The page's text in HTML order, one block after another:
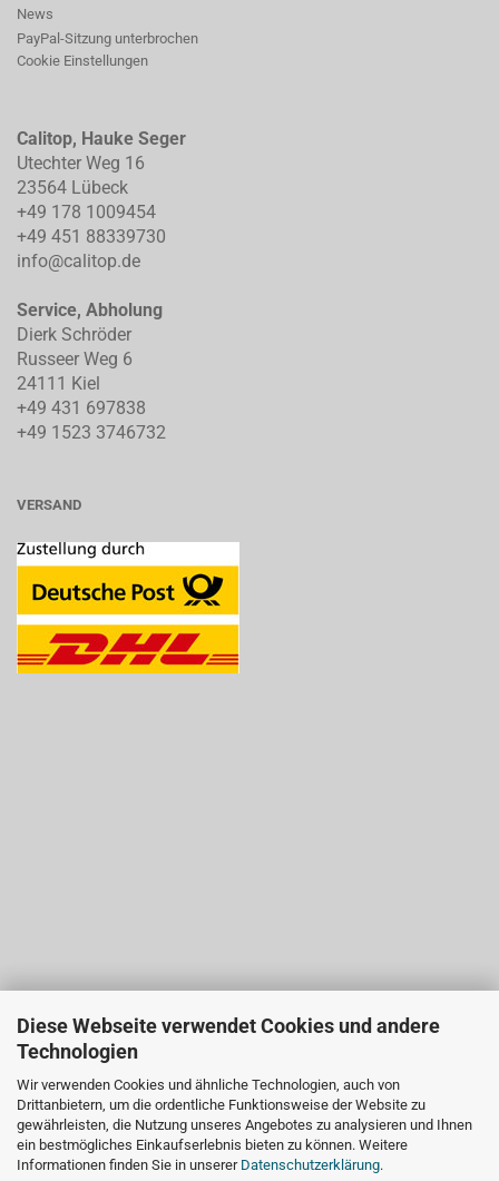
Diese Webseite verwendet Cookies und andere
Technologien
Wir verwenden Cookies und ähnliche Technologien, auch von
Drittanbietern, um die ordentliche Funktionsweise der Website zu
gewährleisten, die Nutzung unseres Angebotes zu analysieren und Ihnen
ein bestmögliches Einkaufserlebnis bieten zu können. Weitere
Informationen finden Sie in unserer Datenschutzerklärung.
News
PayPal-Sitzung unterbrochen
Cookie Einstellungen
Calitop, Hauke Seger
Utechter Weg 16
23564 Lübeck
+49 178 1009454
+49 451 88339730
info@calitop.de
Service, Abholung
Dierk Schröder
Russeer Weg 6
24111 Kiel
+49 431 697838
+49 1523 3746732
VERSAND